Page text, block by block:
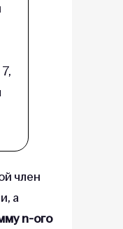
член
а
n-ого